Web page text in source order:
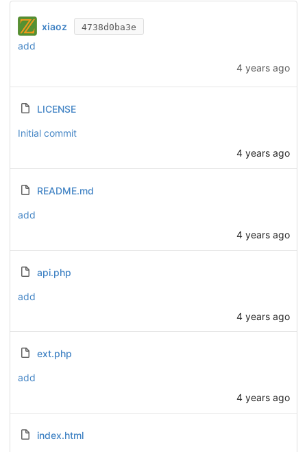
xiaoz 4738d0ba3e
add
4 years ago
LICENSE
Initial commit
4 years ago
README.md
add
4 years ago
api.php
add
4 years ago
ext.php
add
4 years ago
index.html